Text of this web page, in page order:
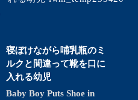
寝ぼけながら哺乳瓶のミ
ルクと間違って靴を口に
入れる幼児
Baby Boy Puts Shoe in